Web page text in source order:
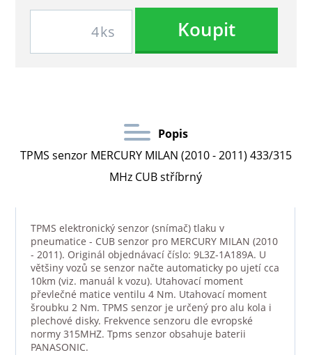
ks Koupit
Popis
TPMS senzor MERCURY MILAN (2010 - 2011) 433/315
MHz CUB stříbrný
TPMS elektronický senzor (snímač) tlaku v
pneumatice - CUB senzor pro MERCURY MILAN (2010
- 2011). Originál objednávací číslo: 9L3Z-1A189A. U
většiny vozů se senzor načte automaticky po ujetí cca
10km (viz. manuál k vozu). Utahovací moment
převlečné matice ventilu 4 Nm. Utahovací moment
šroubku 2 Nm. TPMS senzor je určený pro alu kola i
plechové disky. Frekvence senzoru dle evropské
normy 315MHZ. Tpms senzor obsahuje baterii
PANASONIC.